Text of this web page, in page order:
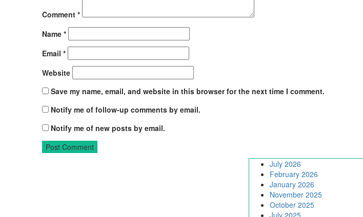
Comment *
Name *
Email *
Website
Save my name, email, and website in this browser for the next time I comment.
Notify me of follow-up comments by email.
Notify me of new posts by email.
July 2026
February 2026
January 2026
November 2025
October 2025